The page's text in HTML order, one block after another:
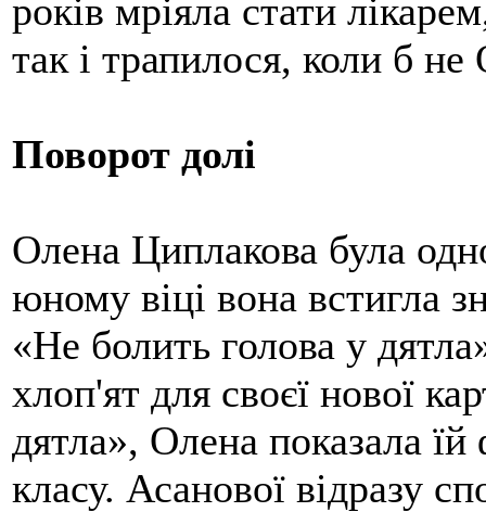
років мріяла стати
так і трапилося, коли б
Поворот долі
Олена Циплакова була
юному віці вона встигла
«Не болить голова у
хлоп'ят для своєї нової
дятла», Олена показала
класу. Асанової відразу